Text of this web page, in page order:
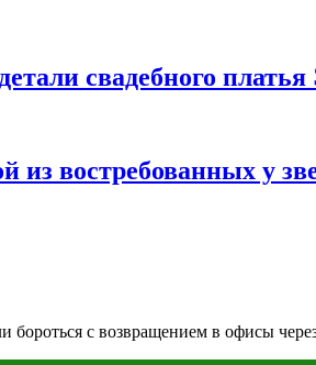
свадебного
из востребованных у
с возвращением в офисы